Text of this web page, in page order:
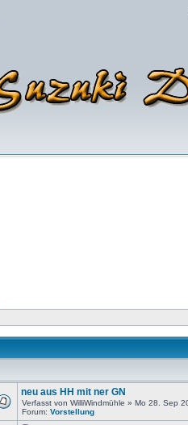
neu aus HH mit ner GN
Verfasst von WilliWindmühle » Mo 28. Sep
Forum: Vorstellung